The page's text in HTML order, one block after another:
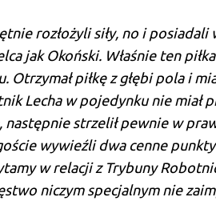
rozłożyli siły, no i posiadali
jak Okoński. Właśnie ten
Otrzymał piłkę z głębi pola i
Lecha w poje­dynku nie miał
następnie strzelił pewnie w
wywieźli dwa cenne
w relacji z Trybuny
niczym specjalnym nie